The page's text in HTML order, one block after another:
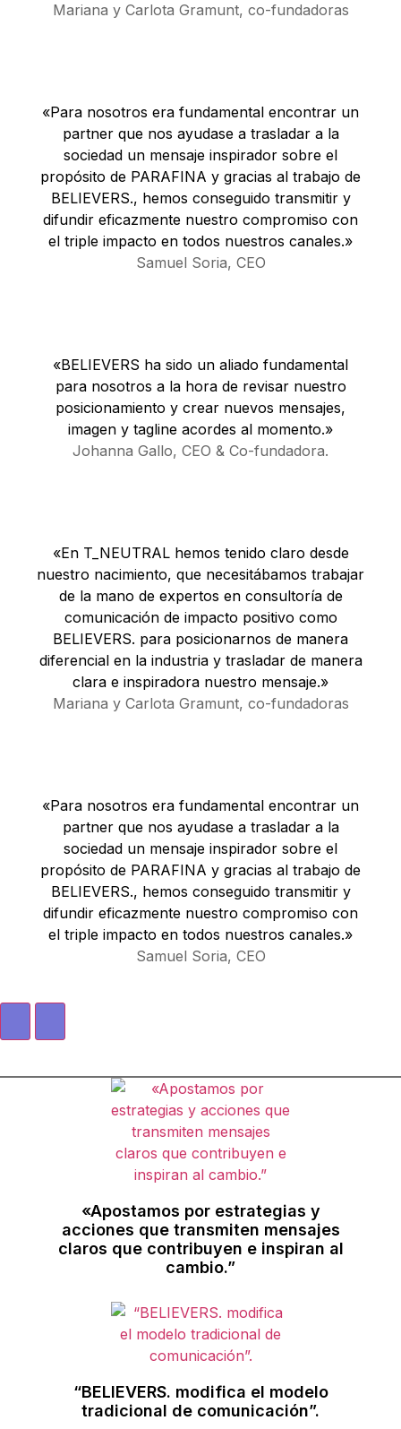
Mariana y Carlota Gramunt, co-fundadoras
«Para nosotros era fundamental encontrar un
partner que nos ayudase a trasladar a la
sociedad un mensaje inspirador sobre el
propósito de PARAFINA y gracias al trabajo de
BELIEVERS., hemos conseguido transmitir y
difundir eficazmente nuestro compromiso con
el triple impacto en todos nuestros canales.»
Samuel Soria, CEO
«BELIEVERS ha sido un aliado fundamental
para nosotros a la hora de revisar nuestro
posicionamiento y crear nuevos mensajes,
imagen y tagline acordes al momento.»
Johanna Gallo, CEO & Co-fundadora.
«En T_NEUTRAL hemos tenido claro desde
nuestro nacimiento, que necesitábamos trabajar
de la mano de expertos en consultoría de
comunicación de impacto positivo como
BELIEVERS. para posicionarnos de manera
diferencial en la industria y trasladar de manera
clara e inspiradora nuestro mensaje.»
Mariana y Carlota Gramunt, co-fundadoras
«Para nosotros era fundamental encontrar un
partner que nos ayudase a trasladar a la
sociedad un mensaje inspirador sobre el
propósito de PARAFINA y gracias al trabajo de
BELIEVERS., hemos conseguido transmitir y
difundir eficazmente nuestro compromiso con
el triple impacto en todos nuestros canales.»
Samuel Soria, CEO
«Apostamos por estrategias y
acciones que transmiten mensajes
claros que contribuyen e inspiran al
cambio.”
“BELIEVERS. modifica el modelo
tradicional de comunicación”.